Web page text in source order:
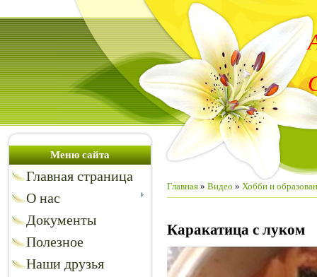
Меню сайта
Главная страница
О нас
Документы
Полезное
Наши друзья
Главная » Видео » Хобби и
Каракатица с луком